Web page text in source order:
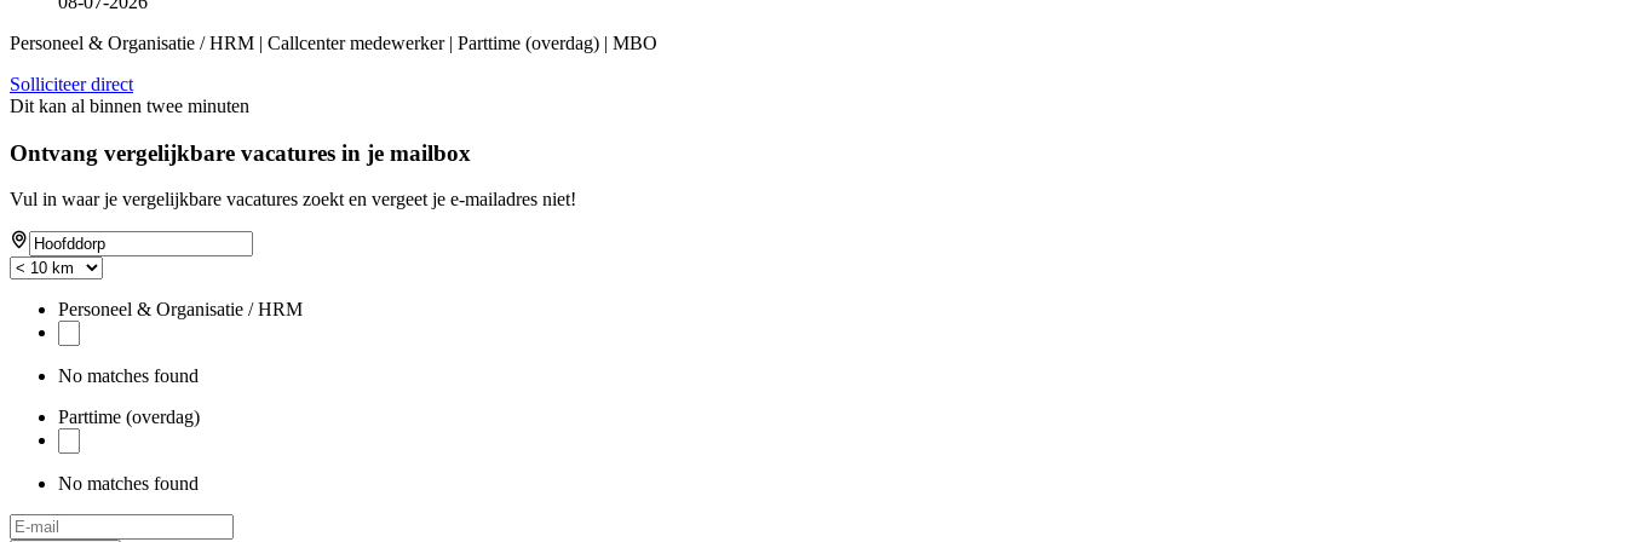
Personeel & Organisatie / HRM | Callcenter medewerker | Parttime (overdag) | MBO
Solliciteer direct
Dit kan al binnen twee minuten
Ontvang vergelijkbare vacatures in je mailbox
Vul in waar je vergelijkbare vacatures zoekt en vergeet je e-mailadres niet!
Personeel & Organisatie / HRM
No matches found
Parttime (overdag)
No matches found